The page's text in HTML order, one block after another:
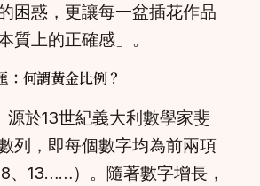
困惑，更讓每一盆插花作品
質上的正確感」。
：何謂黃金比例？
源於13世紀義大利數學家斐
列，即每個數字均為前兩項
、13……）。隨著數字增長，